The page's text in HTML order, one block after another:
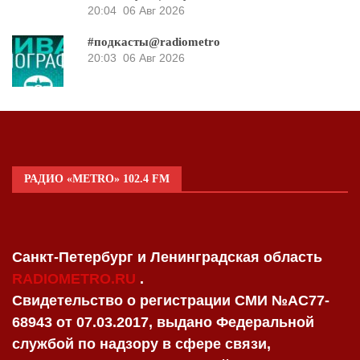
20:04 06 Авг 2026
#подкасты@radiometro
20:03 06 Авг 2026
РАДИО «METRO» 102.4 FM
Санкт-Петербург и Ленинградская область
RADIOMETRO.RU .
Свидетельство о регистрации СМИ №AC77-
68943 от 07.03.2017, выдано Федеральной
службой по надзору в сфере связи,